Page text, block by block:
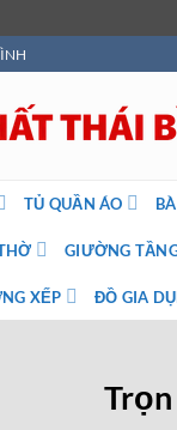
TỦ QUẦN ÁO
GIƯỜNG
XẾP ĐỒ GIA
Trọn